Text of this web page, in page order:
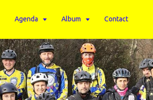
Agenda Album Contact